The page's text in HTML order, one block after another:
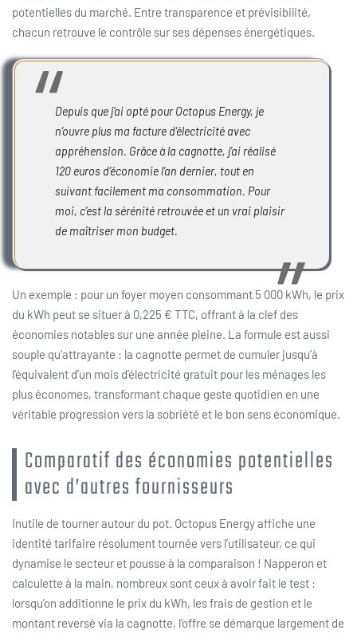
potentielles du marché. Entre transparence et prévisibilité,
chacun retrouve le contrôle sur ses dépenses énergétiques.
Depuis que j’ai opté pour Octopus Energy, je
n’ouvre plus ma facture d’électricité avec
appréhension. Grâce à la cagnotte, j’ai réalisé
120 euros d’économie l’an dernier, tout en
suivant facilement ma consommation. Pour
moi, c’est la sérénité retrouvée et un vrai plaisir
de maîtriser mon budget.
Un exemple : pour un foyer moyen consommant 5 000 kWh, le prix
du kWh peut se situer à 0,225 € TTC, offrant à la clef des
économies notables sur une année pleine. La formule est aussi
souple qu’attrayante : la cagnotte permet de cumuler jusqu’à
l’équivalent d’un mois d’électricité gratuit pour les ménages les
plus économes, transformant chaque geste quotidien en une
véritable progression vers la sobriété et le bon sens économique.
Comparatif des économies potentielles
avec d’autres fournisseurs
Inutile de tourner autour du pot. Octopus Energy affiche une
identité tarifaire résolument tournée vers l’utilisateur, ce qui
dynamise le secteur et pousse à la comparaison ! Napperon et
calculette à la main, nombreux sont ceux à avoir fait le test :
lorsqu’on additionne le prix du kWh, les frais de gestion et le
montant reversé via la cagnotte, l’offre se démarque largement de